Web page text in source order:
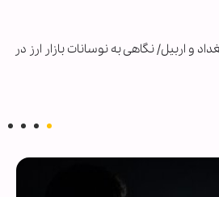
و اربیل/ نگاهی به نوسانات بازار ارز در